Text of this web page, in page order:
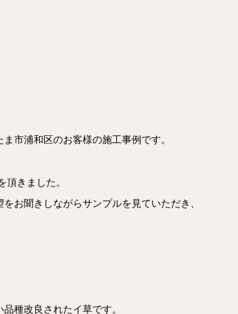
市浦和区のお客様の施工事例です。
頂きました。
お聞きしながらサンプルを見ていただき、
種改良されたイ草です。